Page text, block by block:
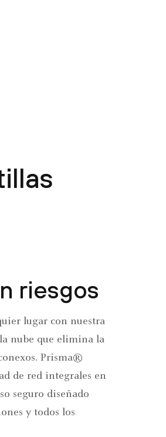
riesgos
lugar con nuestra
nube que elimina la
Prisma®
de red integrales en
seguro diseñado
y todos los